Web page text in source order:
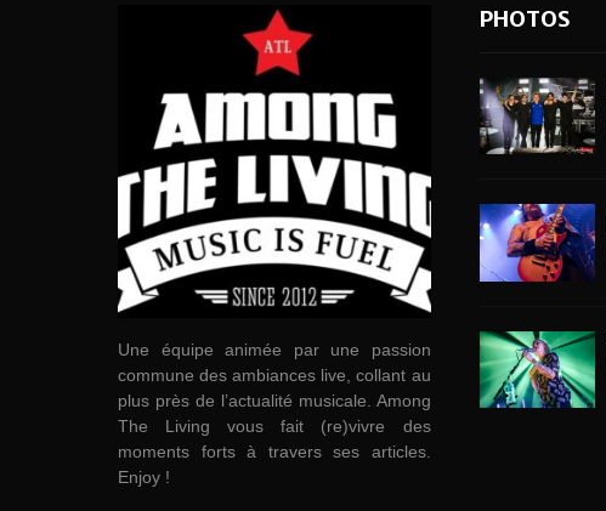
Une équipe animée par une passion
commune des ambiances live, collant au
plus près de l’actualité musicale. Among
The Living vous fait (re)vivre des
moments forts à travers ses articles.
Enjoy !
PHOTOS